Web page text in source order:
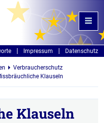
Impressum Datenschutz
Verbraucherschutz
Klauseln
Klauseln